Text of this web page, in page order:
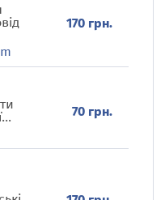
170 грн.
70 грн.